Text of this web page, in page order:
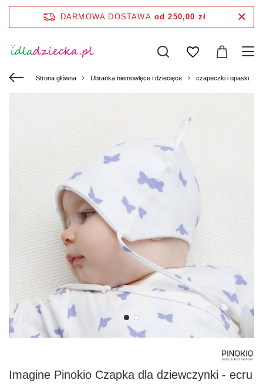
DARMOWA DOSTAWA od 250,00 zł
Strona główna Ubranka niemowlęce i dziecięce czapeczki i opaski
Imagine Pinokio Czapka dla dziewczynki - ecru